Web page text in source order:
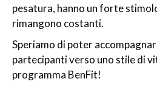
pesatura, hanno un forte
rimangono costanti.
Speriamo di poter
partecipanti verso uno stile di
programma BenFit!